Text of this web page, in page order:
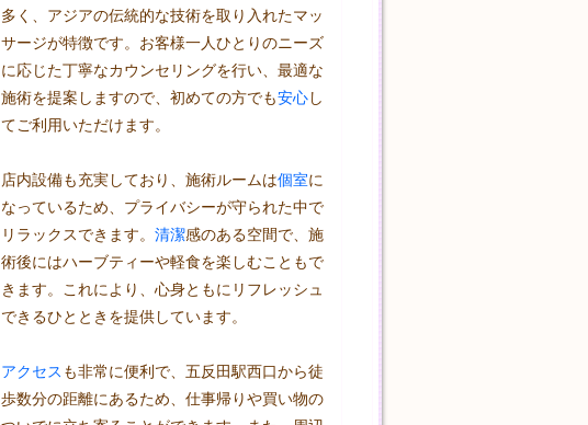
多く、アジアの伝統的な技術を取り入れたマッ
サージが特徴です。お客様一人ひとりのニーズ
に応じた丁寧なカウンセリングを行い、最適な
施術を提案しますので、初めての方でも安心し
てご利用いただけます。
店内設備も充実しており、施術ルームは個室に
なっているため、プライバシーが守られた中で
リラックスできます。 清潔感のある空間で、施
術後にはハーブティーや軽食を楽しむこともで
きます。これにより、心身ともにリフレッシュ
できるひとときを提供しています。
アクセス も非常に便利で、五反田駅西口から徒
歩数分の距離にあるため、仕事帰りや買い物の